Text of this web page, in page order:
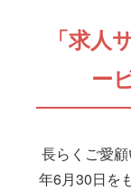
「求人
ー
長らくご愛
年6月30日を